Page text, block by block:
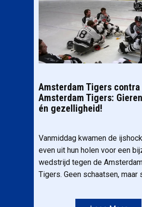
Amsterdam Tigers contra
Amsterdam Tigers:
én gezelligheid!
Vanmiddag kwamen de
even uit hun holen voor een
wedstrijd tegen de
Tigers. Geen schaatsen, maar